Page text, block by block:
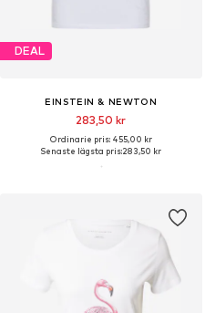
DEAL
EINSTEIN & NEWTON
283,50 kr
Ordinarie pris: 455,00 kr
Senaste lägsta pris:283,50 kr